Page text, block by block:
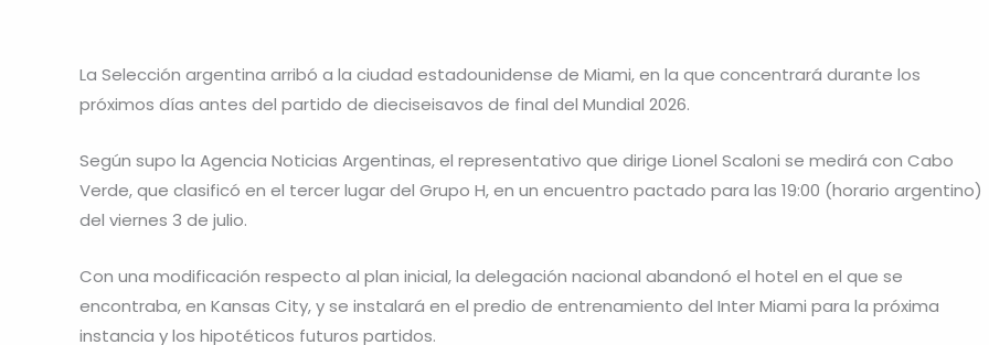
La Selección argentina arribó a la ciudad estadounidense de Miami, en la que concentrará durante los
próximos días antes del partido de dieciseisavos de final del Mundial 2026.
Según supo la Agencia Noticias Argentinas, el representativo que dirige Lionel Scaloni se medirá con Cabo
Verde, que clasificó en el tercer lugar del Grupo H, en un encuentro pactado para las 19:00 (horario argentino)
del viernes 3 de julio.
Con una modificación respecto al plan inicial, la delegación nacional abandonó el hotel en el que se
encontraba, en Kansas City, y se instalará en el predio de entrenamiento del Inter Miami para la próxima
instancia y los hipotéticos futuros partidos.